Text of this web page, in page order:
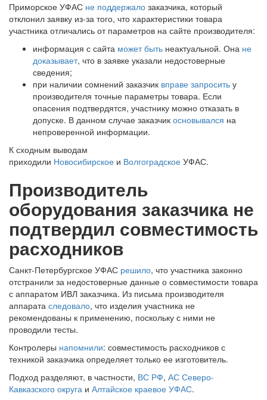
Приморское УФАС не поддержало заказчика, который
отклонил заявку из-за того, что характеристики товара
участника отличались от параметров на сайте производителя:
информация с сайта может быть неактуальной. Она не
доказывает, что в заявке указали недостоверные
сведения;
при наличии сомнений заказчик вправе запросить у
производителя точные параметры товара. Если
опасения подтвердятся, участнику можно отказать в
допуске. В данном случае заказчик основывался на
непроверенной информации.
К сходным выводам
приходили Новосибирское и Волгоградское УФАС.
Производитель
оборудования заказчика не
подтвердил совместимость
расходников
Санкт-Петербургское УФАС решило, что участника законно
отстранили за недостоверные данные о совместимости товара
с аппаратом ИВЛ заказчика. Из письма производителя
аппарата следовало, что изделия участника не
рекомендованы к применению, поскольку с ними не
проводили тесты.
Контролеры напомнили: совместимость расходников с
техникой заказчика определяет только ее изготовитель.
Подход разделяют, в частности, ВС РФ, АС Северо-
Кавказского округа и Алтайское краевое УФАС.